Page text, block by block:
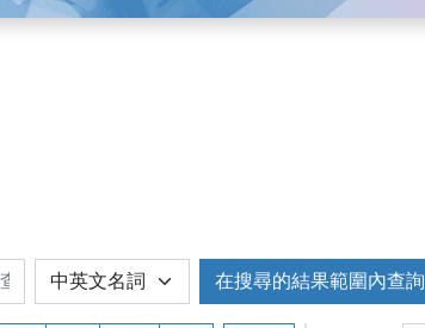
在搜尋的結果範圍內查詢